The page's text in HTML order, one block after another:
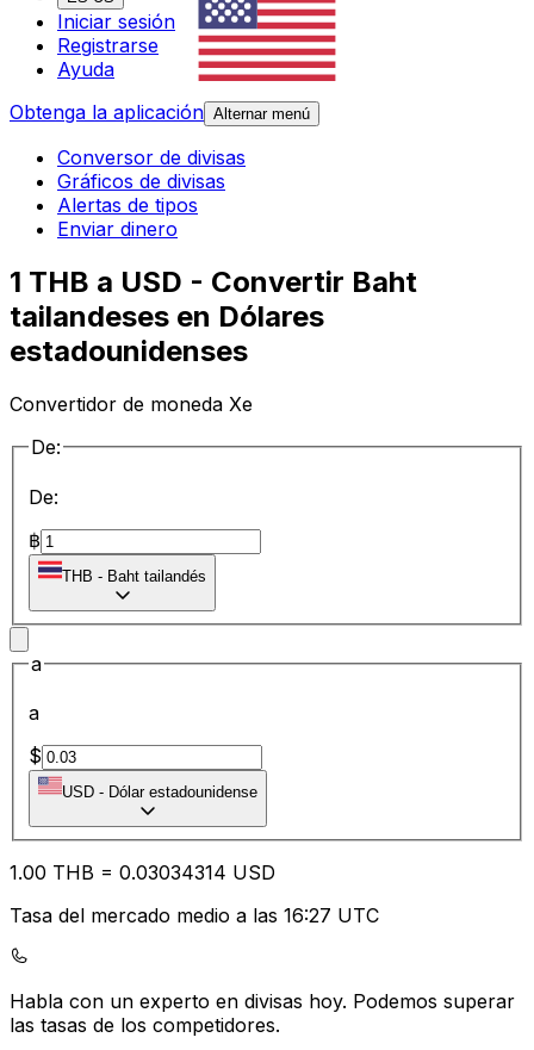
Iniciar sesión
Registrarse
Ayuda
Obtenga la aplicación Alternar menú
Conversor de divisas
Gráficos de divisas
Alertas de tipos
Enviar dinero
1 THB a USD - Convertir Baht
tailandeses en Dólares
estadounidenses
Convertidor de moneda Xe
De:
De:
฿
THB - Baht tailandés
a
a
$
USD - Dólar estadounidense
1.00 THB = 0.03034314 USD
Tasa del mercado medio a las 16:27 UTC
Habla con un experto en divisas hoy. Podemos superar
las tasas de los competidores.